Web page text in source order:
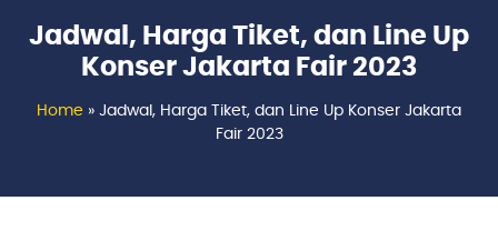
Jadwal, Harga Tiket, dan Line Up
Konser Jakarta Fair 2023
Home » Jadwal, Harga Tiket, dan Line Up Konser Jakarta
Fair 2023